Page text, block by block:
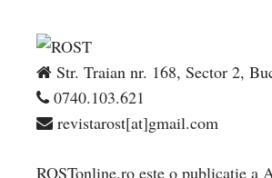
Str. Traian nr. 168, Sector 2,
0740.103.621
revistarost[at]gmail.com
ROSTonline.ro este o publicaţie a